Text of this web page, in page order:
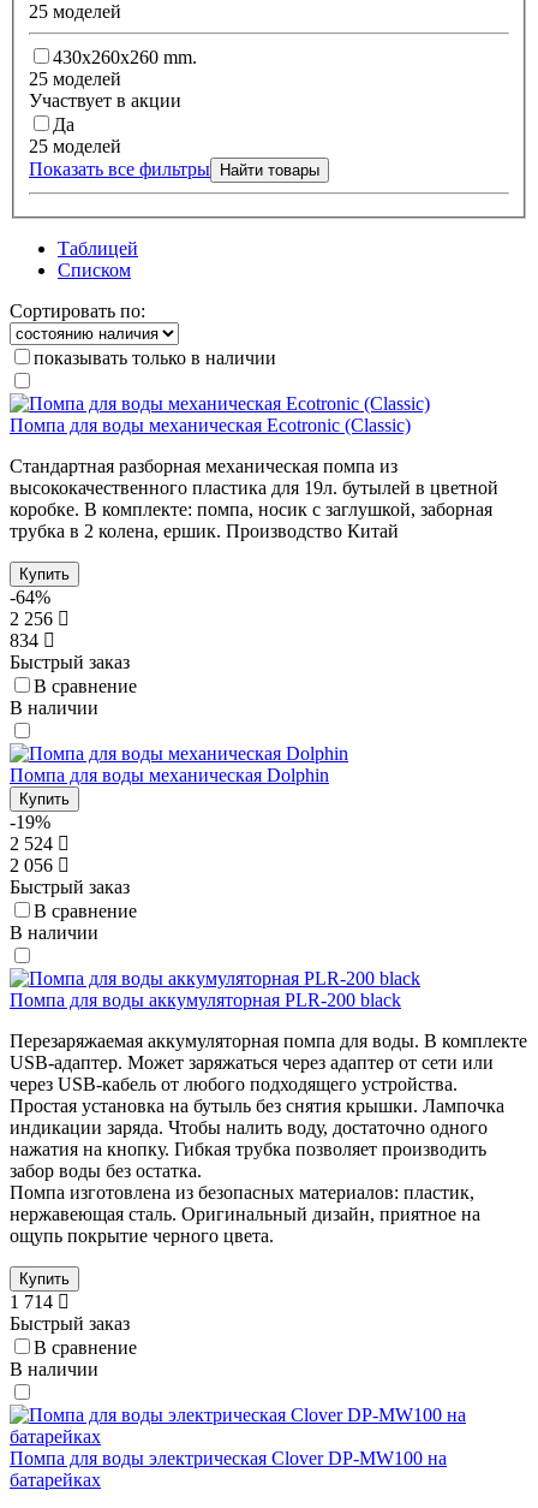
25 моделей
430x260x260 mm.
25 моделей
Участвует в акции
Да
25 моделей
Показать все фильтры Найти товары
Таблицей
Списком
Сортировать по:
показывать только в наличии
Помпа для воды механическая Ecotronic (Classic)
Стандартная разборная механическая помпа из
высококачественного пластика для 19л. бутылей в цветной
коробке. В комплекте: помпа, носик с заглушкой, заборная
трубка в 2 колена, ершик. Производство Китай
Купить
-64%
2 256
834
Быстрый заказ
В сравнение
В наличии
Помпа для воды механическая Dolphin
Купить
-19%
2 524
2 056
Быстрый заказ
В сравнение
В наличии
Помпа для воды аккумуляторная PLR-200 black
Перезаряжаемая аккумуляторная помпа для воды. В комплекте
USB-адаптер. Может заряжаться через адаптер от сети или
через USB-кабель от любого подходящего устройства.
Простая установка на бутыль без снятия крышки. Лампочка
индикации заряда. Чтобы налить воду, достаточно одного
нажатия на кнопку. Гибкая трубка позволяет производить
забор воды без остатка.
Помпа изготовлена из безопасных материалов: пластик,
нержавеющая сталь. Оригинальный дизайн, приятное на
ощупь покрытие черного цвета.
Купить
1 714
Быстрый заказ
В сравнение
В наличии
Помпа для воды электрическая Clover DP-MW100 на
батарейках